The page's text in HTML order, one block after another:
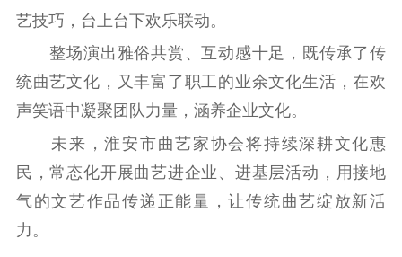
电影工作
电影创作 电影市场
机关党建
党建要闻 学习在线
文化人才
艺技巧，台上台下欢乐联动。
整场演出雅俗共赏、互动感十足，既传承了传
统曲艺文化，又丰富了职工的业余文化生活，在欢
声笑语中凝聚团队力量，涵养企业文化。
未来，淮安市曲艺家协会将持续深耕文化惠
民，常态化开展曲艺进企业、进基层活动，用接地
气的文艺作品传递正能量，让传统曲艺绽放新活
力。